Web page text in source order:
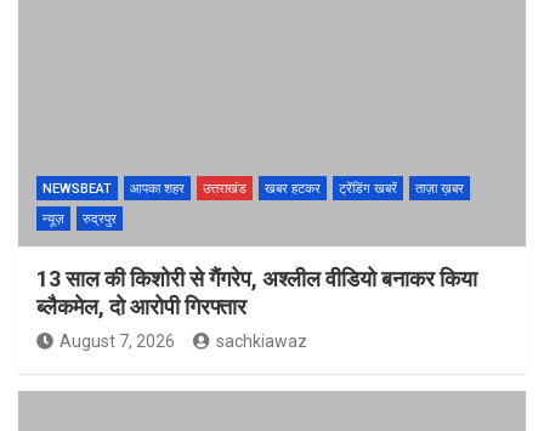
NEWSBEAT आपका शहर उत्तराखंड खबर हटकर ट्रेंडिंग खबरें
ताज़ा ख़बर
न्यूज़
रुद्रपुर
13 साल की किशोरी से गैंगरेप, अश्लील वीडियो बनाकर किया
ब्लैकमेल, दो आरोपी गिरफ्तार
August 7, 2026 sachkiawaz